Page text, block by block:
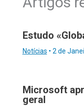
Estudo
Notícias • 2 de
Microsoft
geral